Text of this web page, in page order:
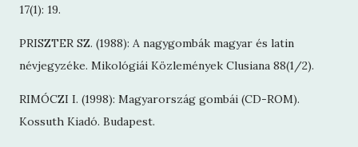
17(1): 19.
PRISZTER SZ. (1988): A nagygombák magyar és latin
névjegyzéke. Mikológiái Közlemények Clusiana 88(1/2).
RIMÓCZI I. (1998): Magyarország gombái (CD-ROM).
Kossuth Kiadó. Budapest.